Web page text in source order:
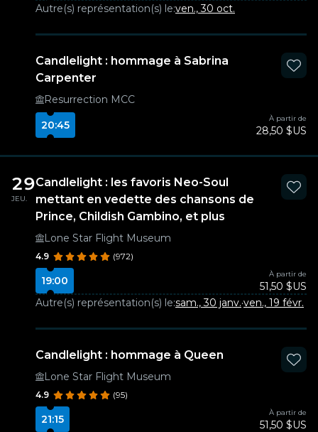
Autre(s) représentation(s) le:ven., 30 oct.
Candlelight : hommage à Sabrina
Carpenter
Resurrection MCC
20:45
À partir de
28,50 $US
29
JEU.
Candlelight : les favoris Neo-Soul
mettant en vedette des chansons de
Prince, Childish Gambino, et plus
Lone Star Flight Museum
4.9 (972)
19:00
À partir de
51,50 $US
Autre(s) représentation(s) le:sam., 30 janv.·ven., 19 févr.
Candlelight : hommage à Queen
Lone Star Flight Museum
4.9 (95)
21:15
À partir de
51,50 $US